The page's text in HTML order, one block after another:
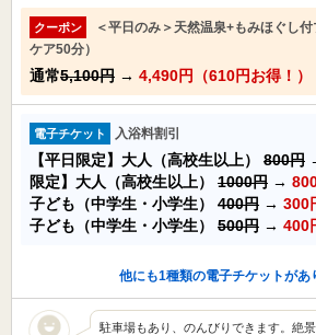
クーポン
＜平日のみ＞天然温泉+もみほぐし
ケア50分）
通常5,100円 → 4,490円（610円お得！）
電子チケット 入浴料割引
【平日限定】大人（高校生以上） 800円
限定】大人（高校生以上） 1000円 →
子ども（中学生・小学生） 400円 → 300
子ども（中学生・小学生） 500円 → 400
他にも1種類の電子チケットがあ
駐車場もあり、のんびりできます。絶